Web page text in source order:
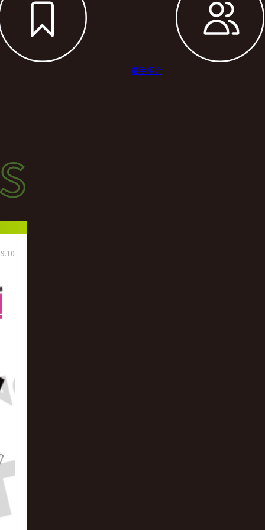
選手紹介
ス